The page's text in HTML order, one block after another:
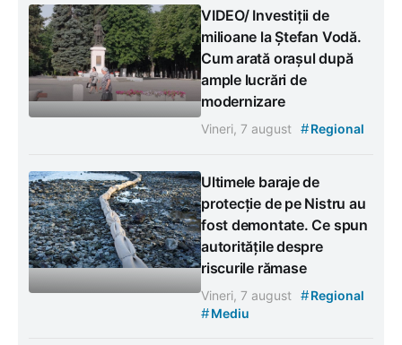
VIDEO/ Investiții de
milioane la Ștefan Vodă.
Cum arată orașul după
ample lucrări de
modernizare
Vineri, 7 august #Regional
Ultimele baraje de
protecție de pe Nistru au
fost demontate. Ce spun
autoritățile despre
riscurile rămase
Vineri, 7 august #Regional
#Mediu